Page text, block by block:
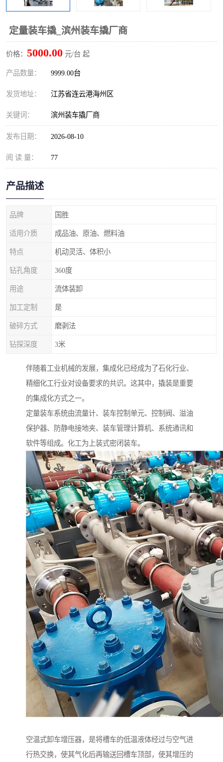
定量装车撬_滨州装车撬厂商
价格： 5000.00 元/台 起
产品数量： 9999.00台
发货地址： 江苏省连云港海州区
关键词： 滨州装车撬厂商
发布日期： 2026-08-10
阅 读 量： 77
产品描述
品牌 国胜
适用介质 成品油、原油、燃料油
特点 机动灵活、体积小
钻孔角度 360度
用途 流体装卸
加工定制 是
破碎方式 磨剥法
钻探深度 3米
伴随着工业机械的发展，集成化已经成为了石化行业、
精细化工行业对设备要求的共识。这其中，撬装是重要
的集成化方式之一。
定量装车系统由流量计、装车控制单元、控制阀、溢油
保护器、防静电接地夹、装车管理计算机、系统通讯和
软件等组成。化工为上装式密闭装车。
空温式卸车增压器，是将槽车的低温液体经过与空气进
行热交换，使其气化后再输送回槽车顶部，使其增压的